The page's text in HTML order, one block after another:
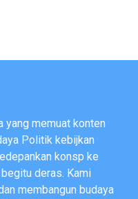
yang memuat konten
Politik kebijkan
konsp ke
deras. Kami
membangun budaya